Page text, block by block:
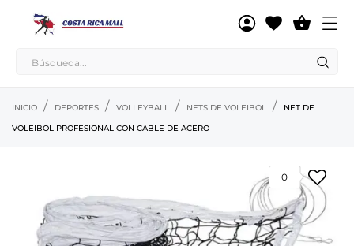

INICIO DEPORTES VOLLEYBALL NETS DE VOLEIBOL
NET DE
VOLEIBOL PROFESIONAL CON CABLE DE ACERO
0